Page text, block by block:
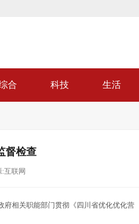
合 科技 生活
督检查
:互联网
府相关职能部门贯彻《四川省优化优化营